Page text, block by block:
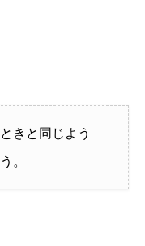
きと同じよう
。